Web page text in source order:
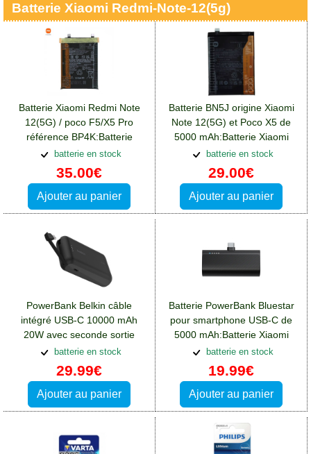
Batterie Xiaomi Redmi-Note-12(5g)
Batterie Xiaomi Redmi Note
12(5G) / poco F5/X5 Pro
référence BP4K:Batterie
Xiaomi Redmi Note 12(5G)
batterie en stock
35.00€
Ajouter au panier
Batterie BN5J origine Xiaomi
Note 12(5G) et Poco X5 de
5000 mAh:Batterie Xiaomi
Redmi Note 12(5G)
batterie en stock
29.00€
Ajouter au panier
PowerBank Belkin câble
intégré USB-C 10000 mAh
20W avec seconde sortie
USB-C:Batterie Xiaomi Redmi
Note 12(5G)
batterie en stock
29.99€
Ajouter au panier
Batterie PowerBank Bluestar
pour smartphone USB-C de
5000 mAh:Batterie Xiaomi
Redmi Note 12(5G)
batterie en stock
19.99€
Ajouter au panier